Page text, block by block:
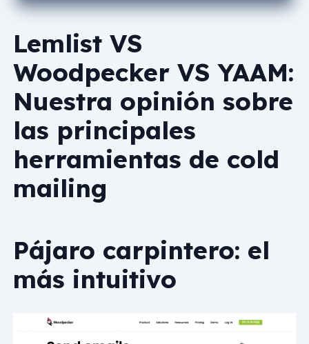
Lemlist VS
Woodpecker VS YAAM:
Nuestra opinión sobre
las principales
herramientas de cold
mailing
Pájaro carpintero: el
más intuitivo